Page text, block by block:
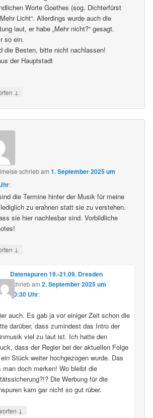
Worte Goethes (sog. Dichterfürst
Licht“. Allerdings wurde auch die
laut, er habe „Mehr nicht?“ gesagt.
so ein.
die Besten, bitte nicht nachlassen!
der Hauptstadt
↓
schriebam1. September 2025 um
:
die Termine hinter der Musik für meine
zu erahnen statt sie zu verstehen.
sie hier nachlesbar sind. Vorbildliche
↓
Datenspuren 19.-21.09. Dresden
schriebam 2. September 2025 um
10:30 Uhr:
auch. Es gab ja vor einiger Zeit schon die
darüber, dass zumindest das Intro der
viel zu laut ist. Ich hatte den
dass der Regler bei der aktuellen Folge
Stück weiter hochgezogen wurde. Das
man doch merken! Wo bleibt die
Die Werbung für die
kam gar nicht so gut rüber.
↓